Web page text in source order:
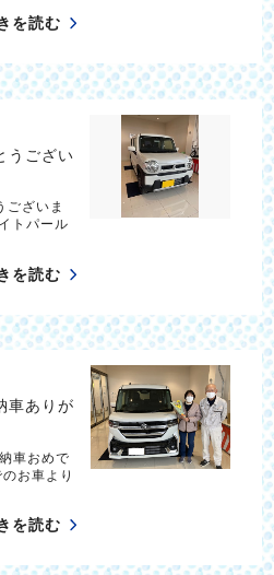
を読む
うござい
ございま
トパール
を読む
車ありが
車おめで
お車より
を読む